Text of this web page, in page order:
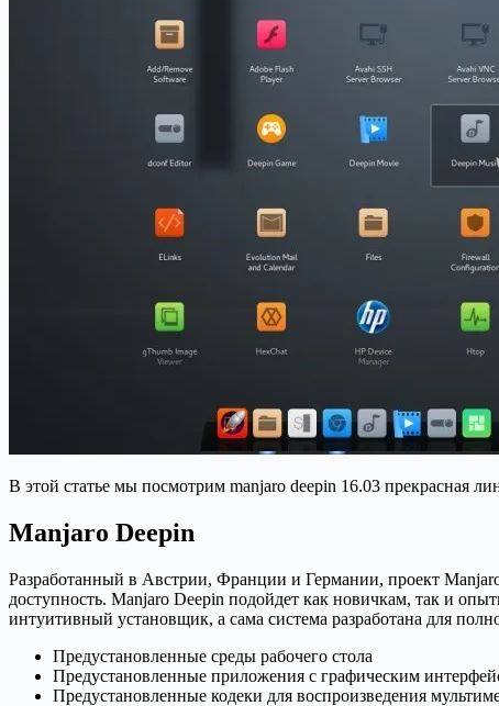
В этой статье мы посмотрим manjaro deepin 16.03 прекрасная
Manjaro Deepin
Разработанный в Австрии, Франции и Германии, проект
доступность. Manjaro Deepin подойдет как новичкам, так и
интуитивный установщик, а сама система разработана для
Предустановленные среды рабочего стола
Предустановленные приложения с графическим
Предустановленные кодеки для воспроизведения